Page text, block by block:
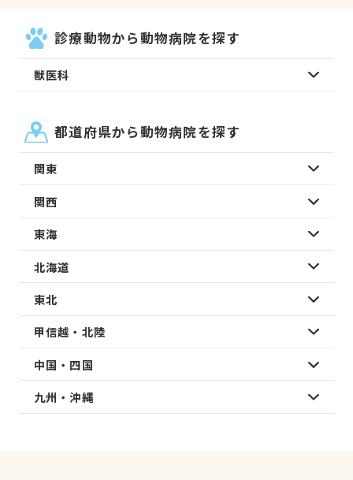
診療動物から動物病院を探す
獣医科
都道府県から動物病院を探す
関東
関西
東海
北海道
東北
甲信越・北陸
中国・四国
九州・沖縄